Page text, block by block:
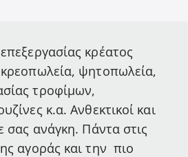
κρέατος
κρεοπωλεία, ψητοπωλεία,
τροφίμων,
κ.α. Ανθεκτικοί και
σας ανάγκη. Πάντα στις
αγοράς και την πιο